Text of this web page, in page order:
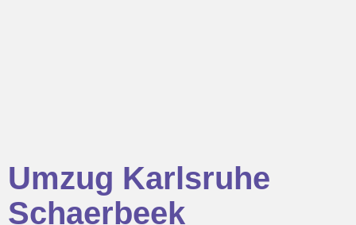
Umzug Karlsruhe
Schaerbeek